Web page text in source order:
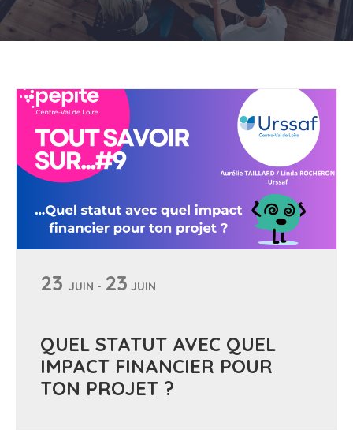
23 JUIN - 23 JUIN
QUEL STATUT AVEC QUEL
IMPACT FINANCIER POUR
TON PROJET ?